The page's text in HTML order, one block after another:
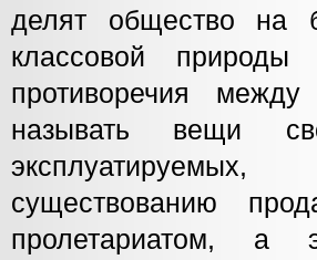
делят общество на
классовой
противоречия
называть вещи
существованию
пролетариатом, а